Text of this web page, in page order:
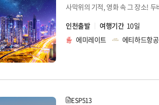
인천출발
여행기간 10일
에미레이트
에티하드항공
ESP513